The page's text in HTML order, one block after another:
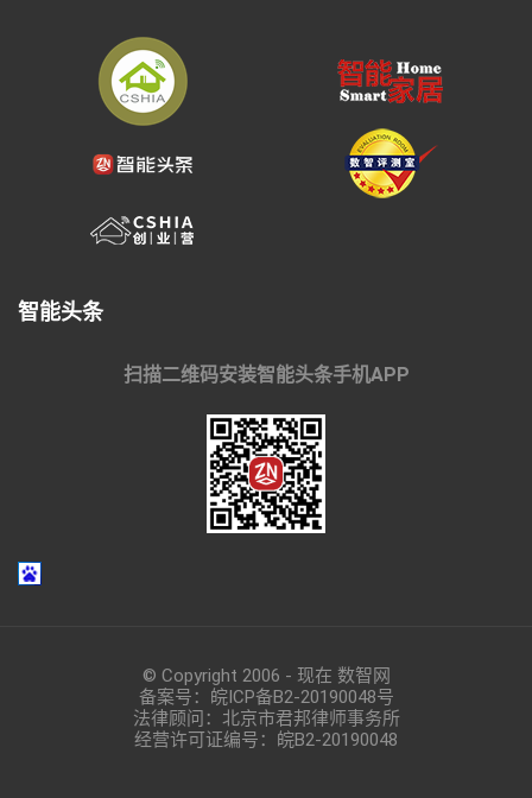
智能头条
扫描二维码安装智能头条手机APP
© Copyright 2006 - 现在 数智网
备案号： 皖ICP备B2-20190048号
法律顾问：北京市君邦律师事务所
经营许可证编号：皖B2-20190048